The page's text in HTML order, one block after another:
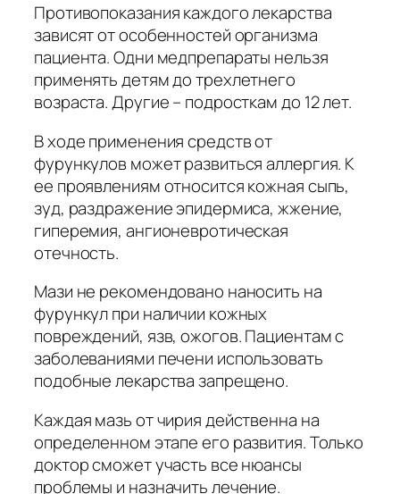
Противопоказания каждого лекарства
зависят от особенностей организма
пациента. Одни медпрепараты нельзя
применять детям до трехлетнего
возраста. Другие – подросткам до 12 лет.
В ходе применения средств от
фурункулов может развиться аллергия. К
ее проявлениям относится кожная сыпь,
зуд, раздражение эпидермиса, жжение,
гиперемия, ангионевротическая
отечность.
Мази не рекомендовано наносить на
фурункул при наличии кожных
повреждений, язв, ожогов. Пациентам с
заболеваниями печени использовать
подобные лекарства запрещено.
Каждая мазь от чирия действенна на
определенном этапе его развития. Только
доктор сможет участь все нюансы
проблемы и назначить лечение.